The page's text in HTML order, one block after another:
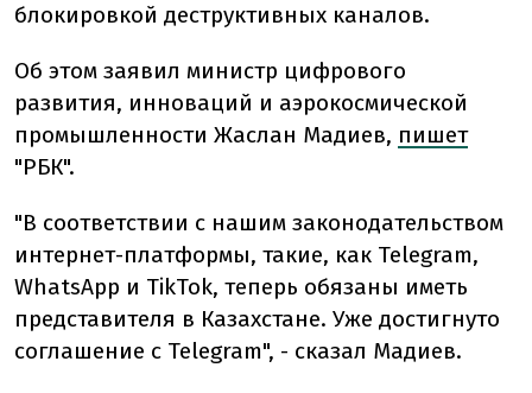
блокировкой деструктивных каналов.
Об этом заявил министр цифрового
развития, инноваций и аэрокосмической
промышленности Жаслан Мадиев, пишет
"РБК".
"В соответствии с нашим законодательством
интернет-платформы, такие, как Telegram,
WhatsApp и TikTok, теперь обязаны иметь
представителя в Казахстане. Уже достигнуто
соглашение с Telegram", - сказал Мадиев.